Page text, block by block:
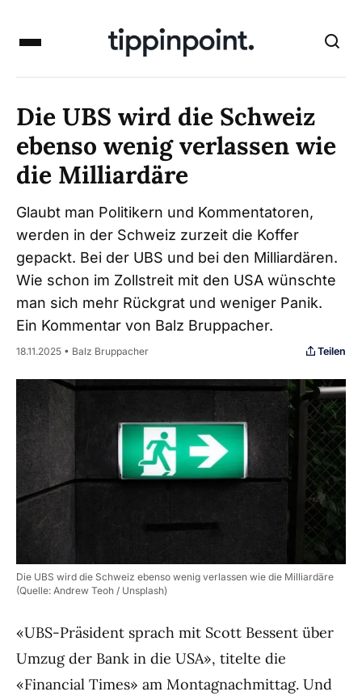
Die UBS wird die Schweiz
ebenso wenig verlassen wie
die Milliardäre
Glaubt man Politikern und Kommentatoren,
werden in der Schweiz zurzeit die Koffer
gepackt. Bei der UBS und bei den Milliardären.
Wie schon im Zollstreit mit den USA wünschte
man sich mehr Rückgrat und weniger Panik.
Ein Kommentar von Balz Bruppacher.
18.11.2025 • Balz Bruppacher Teilen
Die UBS wird die Schweiz ebenso wenig verlassen wie die Milliardäre
(Quelle: Andrew Teoh / Unsplash)
«UBS-Präsident sprach mit Scott Bessent über
Umzug der Bank in die USA», titelte die
«Financial Times» am Montagnachmittag. Und